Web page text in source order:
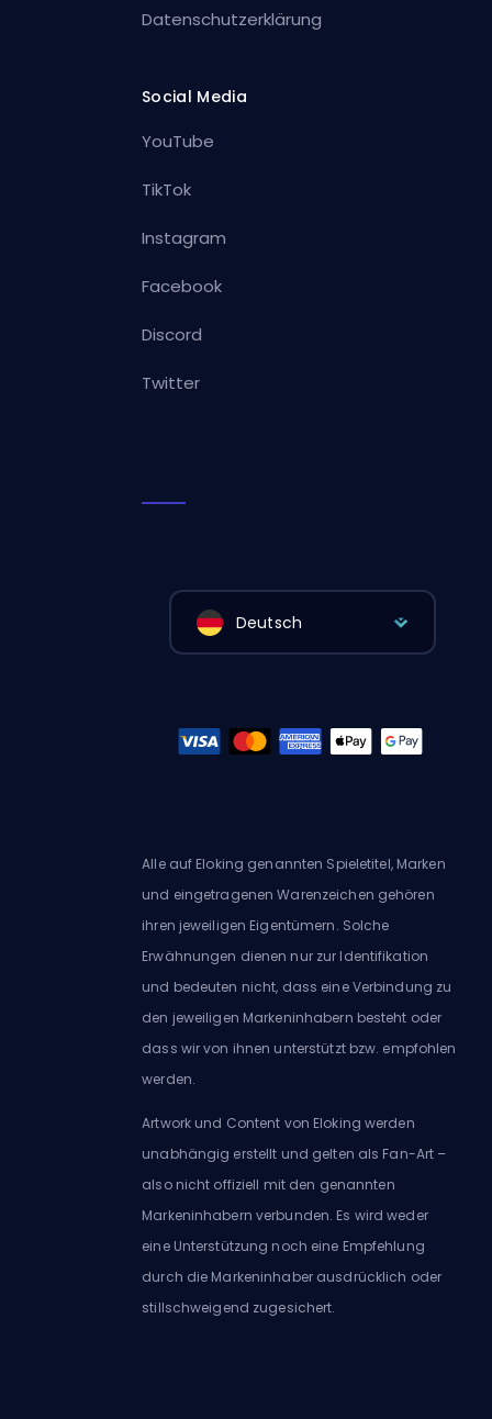
Datenschutzerklärung
Social Media
YouTube
TikTok
Instagram
Facebook
Discord
Twitter
Deutsch
Alle auf Eloking genannten Spieletitel, Marken
und eingetragenen Warenzeichen gehören
ihren jeweiligen Eigentümern. Solche
Erwähnungen dienen nur zur Identifikation
und bedeuten nicht, dass eine Verbindung zu
den jeweiligen Markeninhabern besteht oder
dass wir von ihnen unterstützt bzw. empfohlen
werden.
Artwork und Content von Eloking werden
unabhängig erstellt und gelten als Fan-Art –
also nicht offiziell mit den genannten
Markeninhabern verbunden. Es wird weder
eine Unterstützung noch eine Empfehlung
durch die Markeninhaber ausdrücklich oder
stillschweigend zugesichert.